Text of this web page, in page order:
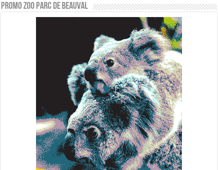
PROMO ZOO PARC DE BEAUVAL